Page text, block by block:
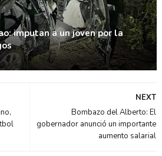
imputan a un joven por la
NEXT
Bombazo del Alberto: El
gobernador anunció un importante
aumento salarial